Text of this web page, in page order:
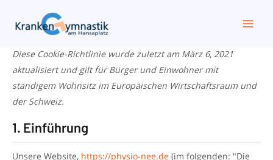
InhaltCookie-Richtlinie (EU)
Diese Cookie-Richtlinie wurde zuletzt am März 6, 2021
aktualisiert und gilt für Bürger und Einwohner mit
ständigem Wohnsitz im Europäischen Wirtschaftsraum und
der Schweiz.
1. Einführung
Unsere Website, https://physio-nee.de (im folgenden: "Die
elementor
wordpress
google-
fonts
google-
maps
sonstiges